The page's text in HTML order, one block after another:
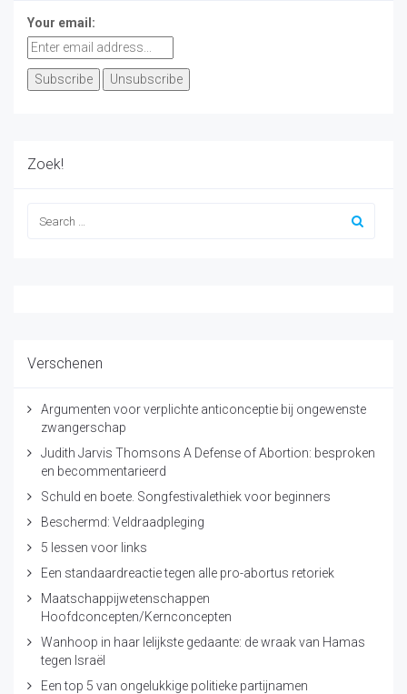
Your email:
Zoek!
Verschenen
Argumenten voor verplichte anticonceptie bij ongewenste
zwangerschap
Judith Jarvis Thomsons A Defense of Abortion: besproken
en becommentarieerd
Schuld en boete. Songfestivalethiek voor beginners
Beschermd: Veldraadpleging
5 lessen voor links
Een standaardreactie tegen alle pro-abortus retoriek
Maatschappijwetenschappen
Hoofdconcepten/Kernconcepten
Wanhoop in haar lelijkste gedaante: de wraak van Hamas
tegen Israël
Een top 5 van ongelukkige politieke partijnamen